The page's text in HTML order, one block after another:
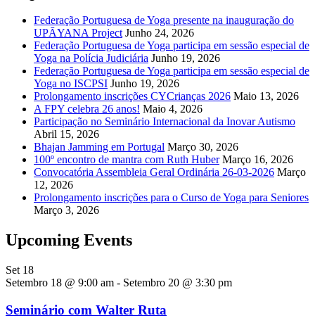
Federação Portuguesa de Yoga presente na inauguração do
UPĀYANA Project Junho 24, 2026
Federação Portuguesa de Yoga participa em sessão especial de
Yoga na Polícia Judiciária Junho 19, 2026
Federação Portuguesa de Yoga participa em sessão especial de
Yoga no ISCPSI Junho 19, 2026
Prolongamento inscrições CYCrianças 2026 Maio 13, 2026
A FPY celebra 26 anos! Maio 4, 2026
Participação no Seminário Internacional da Inovar Autismo
Abril 15, 2026
Bhajan Jamming em Portugal Março 30, 2026
100º encontro de mantra com Ruth Huber Março 16, 2026
Convocatória Assembleia Geral Ordinária 26-03-2026 Março
12, 2026
Prolongamento inscrições para o Curso de Yoga para Seniores
Março 3, 2026
Upcoming Events
Set 18
Setembro 18 @ 9:00 am - Setembro 20 @ 3:30 pm
Seminário com Walter Ruta